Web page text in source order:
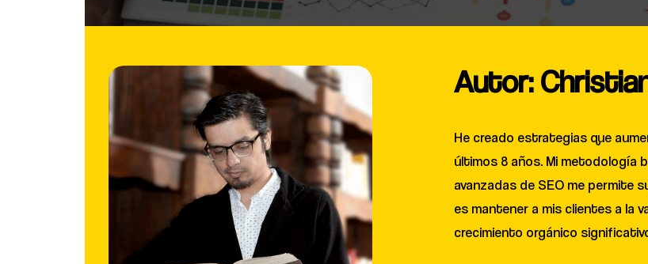
Autor:
He creado estrategias que
últimos 8 años. Mi metodología
avanzadas de SEO me permite
es mantener a mis clientes a la
crecimiento orgánico